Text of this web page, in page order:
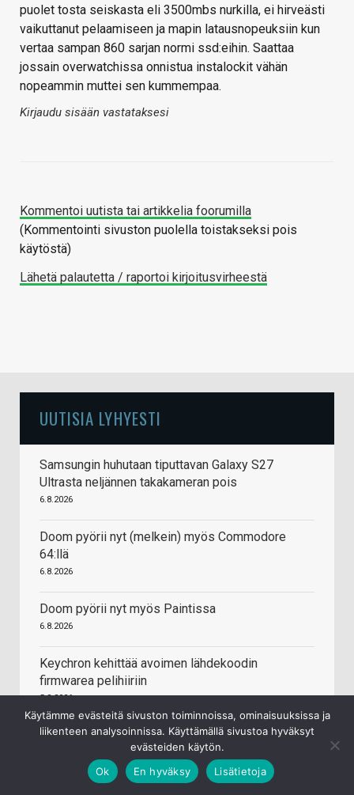
puolet tosta seiskasta eli 3500mbs nurkilla, ei hirveästi
vaikuttanut pelaamiseen ja mapin latausnopeuksiin kun
vertaa sampan 860 sarjan normi ssd:eihin. Saattaa
jossain overwatchissa onnistua instalockit vähän
nopeammin muttei sen kummempaa.
Kirjaudu sisään vastataksesi
Kommentoi uutista tai artikkelia foorumilla
(Kommentointi sivuston puolella toistakseksi pois
käytöstä)
Lähetä palautetta / raportoi kirjoitusvirheestä
UUTISIA LYHYESTI
Samsungin huhutaan tiputtavan Galaxy S27
Ultrasta neljännen takakameran pois
6.8.2026
Doom pyörii nyt (melkein) myös Commodore
64:llä
6.8.2026
Doom pyörii nyt myös Paintissa
6.8.2026
Keychron kehittää avoimen lähdekoodin
firmwarea pelihiiriin
5.8.2026
Honor uudisti logonsa
Käytämme evästeitä sivuston toiminnoissa, ominaisuuksissa ja
liikenteen analysoinnissa. Käyttämällä sivustoa hyväksyt
evästeiden käytön.
Ok
En hyväksy Lisätietoja